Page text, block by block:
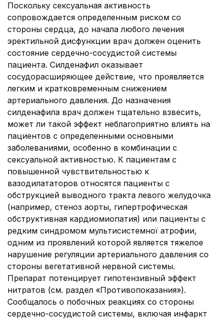
Поскольку сексуальная активность
сопровождается определенным риском со
стороны сердца, до начала любого лечения
эректильной дисфункции врач должен оценить
состояние сердечно-сосудистой системы
пациента. Силденафил оказывает
сосудорасширяющее действие, что проявляется
легким и кратковременным снижением
артериального давления. До назначения
силденафила врач должен тщательно взвесить,
может ли такой эффект неблагоприятно влиять на
пациентов с определенными основными
заболеваниями, особенно в комбинации с
сексуальной активностью. К пациентам с
повышенной чувствительностью к
вазодилататоров относятся пациенты с
обструкцией выводного тракта левого желудочка
(например, стеноз аорты, гипертрофическая
обструктивная кардиомиопатия) или пациенты с
редким синдромом мультисистемної атрофии,
одним из проявлений которой является тяжелое
нарушение регуляции артериального давления со
стороны вегетативной нервной системы.
Препарат потенцирует гипотензивный эффект
нитратов (см. раздел «Противопоказания»).
Сообщалось о побочных реакциях со стороны
сердечно-сосудистой системы, включая инфаркт